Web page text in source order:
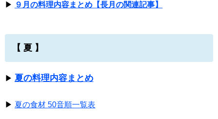
▶ ９月の料理内容まとめ【長月の関連記事】
【 夏 】
▶ 夏の料理内容まとめ
▶ 夏の食材 50音順一覧表